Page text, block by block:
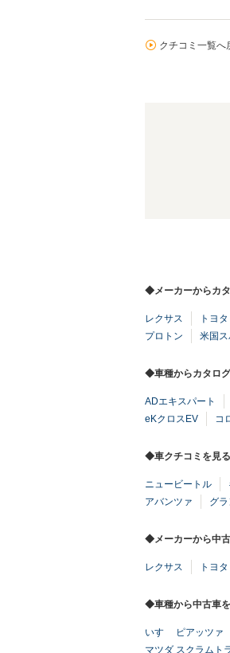
クチコミ一覧へ
◆メーカーからカ
レクサス トヨタ
プロトン
米国
◆車種からカタロ
ADエキスパート
eKクロスEV
コ
◆車クチコミを見る
ニュービートル
アバンツァ
グ
◆メーカーから中
レクサス トヨタ
◆車種から中古車
いすゞ ピアッツァ
マツダ スクラムト